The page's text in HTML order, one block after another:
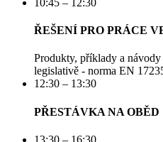
ŘEŠENÍ PRO PRÁCE
Produkty, příklady a
legislativě - norma EN
12:30 – 13:30
PŘESTÁVKA NA OBĚD
13:30 – 16:30